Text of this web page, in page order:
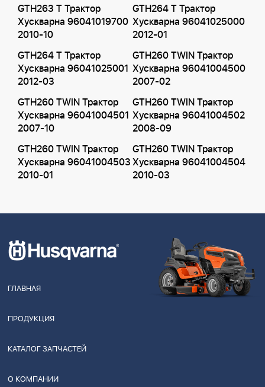
GTH263 T Трактор
Хускварна 96041019700
2010-10
GTH264 T Трактор
Хускварна 96041025000
2012-01
GTH264 T Трактор
Хускварна 96041025001
2012-03
GTH260 TWIN Трактор
Хускварна 96041004500
2007-02
GTH260 TWIN Трактор
Хускварна 96041004501
2007-10
GTH260 TWIN Трактор
Хускварна 96041004502
2008-09
GTH260 TWIN Трактор
Хускварна 96041004503
2010-01
GTH260 TWIN Трактор
Хускварна 96041004504
2010-03
ГЛАВНАЯ
ПРОДУКЦИЯ
КАТАЛОГ ЗАПЧАСТЕЙ
О КОМПАНИИ